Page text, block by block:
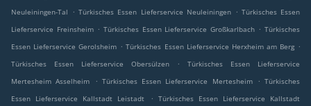
Neuleiningen-Tal
. Türkisches Essen Lieferservice Neuleiningen . Türkisches Essen
Lieferservice Freinsheim . Türkisches Essen Lieferservice Großkarlbach . Türkisches
Essen Lieferservice Gerolsheim . Türkisches Essen Lieferservice Herxheim am Berg .
Türkisches Essen Lieferservice Obersülzen
.
Türkisches Essen Lieferservice
Mertesheim Asselheim
. Türkisches Essen Lieferservice Mertesheim . Türkisches
Essen Lieferservice Kallstadt Leistadt
. Türkisches Essen Lieferservice Kallstadt